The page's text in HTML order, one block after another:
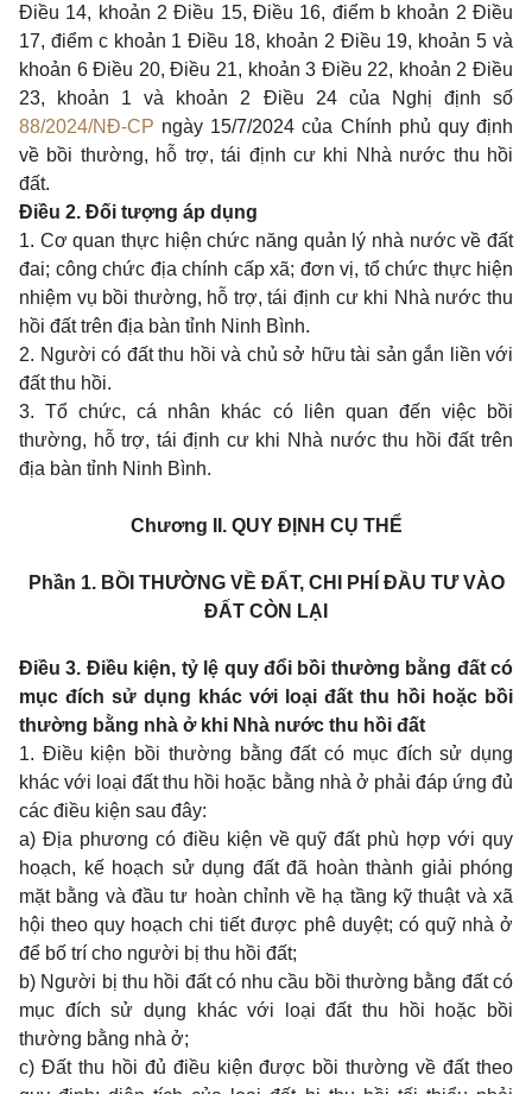
Điều 14, khoản 2 Điều 15, Điều 16, điểm b khoản 2 Điều
17, điểm c khoản 1 Điều 18, khoản 2 Điều 19, khoản 5 và
khoản 6 Điều 20, Điều 21, khoản 3 Điều 22, khoản 2 Điều
23, khoản 1 và khoản 2 Điều 24 của Nghị định số
88/2024/NĐ-CP ngày 15/7/2024 của Chính phủ quy định
về bồi thường, hỗ trợ, tái định cư khi Nhà nước thu hồi
đất.
Điều 2. Đối tượng áp dụng
1. Cơ quan thực hiện chức năng quản lý nhà nước về đất
đai; công chức địa chính cấp xã; đơn vị, tổ chức thực hiện
nhiệm vụ bồi thường, hỗ trợ, tái định cư khi Nhà nước thu
hồi đất trên địa bàn tỉnh Ninh Bình.
2. Người có đất thu hồi và chủ sở hữu tài sản gắn liền với
đất thu hồi.
3. Tổ chức, cá nhân khác có liên quan đến việc bồi
thường, hỗ trợ, tái định cư khi Nhà nước thu hồi đất trên
địa bàn tỉnh Ninh Bình.
Chương II. QUY ĐỊNH CỤ THỂ
Phần 1. BỒI THƯỜNG VỀ ĐẤT, CHI PHÍ ĐẦU TƯ VÀO
ĐẤT CÒN LẠI
Điều 3. Điều kiện, tỷ lệ quy đổi bồi thường bằng đất có
mục đích sử dụng khác với loại đất thu hồi hoặc bồi
thường bằng nhà ở khi Nhà nước thu hồi đất
1. Điều kiện bồi thường bằng đất có mục đích sử dụng
khác với loại đất thu hồi hoặc bằng nhà ở phải đáp ứng đủ
các điều kiện sau đây:
a) Địa phương có điều kiện về quỹ đất phù hợp với quy
hoạch, kế hoạch sử dụng đất đã hoàn thành giải phóng
mặt bằng và đầu tư hoàn chỉnh về hạ tầng kỹ thuật và xã
hội theo quy hoạch chi tiết được phê duyệt; có quỹ nhà ở
để bố trí cho người bị thu hồi đất;
b) Người bị thu hồi đất có nhu cầu bồi thường bằng đất có
mục đích sử dụng khác với loại đất thu hồi hoặc bồi
thường bằng nhà ở;
c) Đất thu hồi đủ điều kiện được bồi thường về đất theo